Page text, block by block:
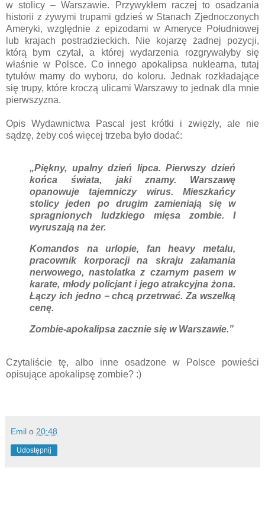
w stolicy – Warszawie. Przywykłem raczej to osadzania
historii z żywymi trupami gdzieś w Stanach Zjednoczonych
Ameryki, względnie z epizodami w Ameryce Południowej
lub krajach postradzieckich. Nie kojarzę żadnej pozycji,
którą bym czytał, a której wydarzenia rozgrywałyby się
właśnie w Polsce. Co innego apokalipsa nuklearna, tutaj
tytułów mamy do wyboru, do koloru. Jednak rozkładające
się trupy, które kroczą ulicami Warszawy to jednak dla mnie
pierwszyzna.
Opis Wydawnictwa Pascal jest krótki i zwięzły, ale nie
sądzę, żeby coś więcej trzeba było dodać:
„Piękny, upalny dzień lipca. Pierwszy dzień
końca świata, jaki znamy. Warszawę
opanowuje tajemniczy wirus. Mieszkańcy
stolicy jeden po drugim zamieniają się w
spragnionych ludzkiego mięsa zombie. I
wyruszają na żer.
Komandos na urlopie, fan heavy metalu,
pracownik korporacji na skraju załamania
nerwowego, nastolatka z czarnym pasem w
karate, młody policjant i jego atrakcyjna żona.
Łączy ich jedno − chcą przetrwać. Za wszelką
cenę.
Zombie-apokalipsa zacznie się w Warszawie.”
Czytaliście tę, albo inne osadzone w Polsce powieści
opisujące apokalipsę zombie? :)
Emil o 20:48
Udostępnij